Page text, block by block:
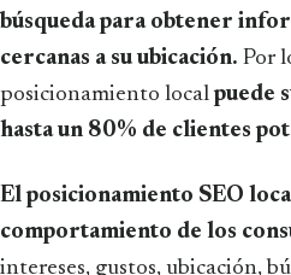
búsqueda para obtener
cercanas a su ubicación. Por
posicionamiento localpuede
hasta un 80% de clientes
El posicionamiento SEO
comportamiento de los
intereses, gustos, ubicación,